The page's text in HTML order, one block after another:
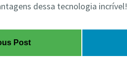
dessa tecnologia incrível!
Post